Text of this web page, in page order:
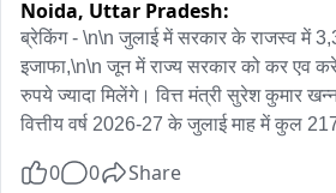
Noida, Uttar Pradesh:
ब्रेकिंग - \n\n जुलाई में सरकार के राजस्व में
इजाफा,\n\n जून में राज्य सरकार को कर एव
रुपये ज्यादा मिलेंगे। वित्त मंत्री सुरेश कुमार
वित्तीय वर्ष 2026-27 के जुलाई माह में कुल
का राजस्व मिला था।\n\n सुरेश कुमार खन्ना ने
0 0 Share